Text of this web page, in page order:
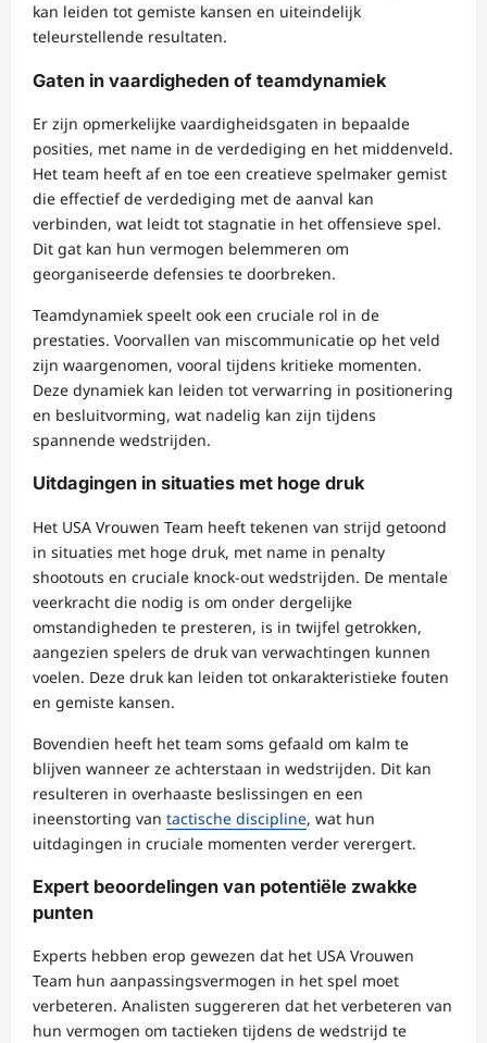
kan leiden tot gemiste kansen en uiteindelijk
teleurstellende resultaten.
Gaten in vaardigheden of teamdynamiek
Er zijn opmerkelijke vaardigheidsgaten in bepaalde
posities, met name in de verdediging en het middenveld.
Het team heeft af en toe een creatieve spelmaker gemist
die effectief de verdediging met de aanval kan
verbinden, wat leidt tot stagnatie in het offensieve spel.
Dit gat kan hun vermogen belemmeren om
georganiseerde defensies te doorbreken.
Teamdynamiek speelt ook een cruciale rol in de
prestaties. Voorvallen van miscommunicatie op het veld
zijn waargenomen, vooral tijdens kritieke momenten.
Deze dynamiek kan leiden tot verwarring in positionering
en besluitvorming, wat nadelig kan zijn tijdens
spannende wedstrijden.
Uitdagingen in situaties met hoge druk
Het USA Vrouwen Team heeft tekenen van strijd getoond
in situaties met hoge druk, met name in penalty
shootouts en cruciale knock-out wedstrijden. De mentale
veerkracht die nodig is om onder dergelijke
omstandigheden te presteren, is in twijfel getrokken,
aangezien spelers de druk van verwachtingen kunnen
voelen. Deze druk kan leiden tot onkarakteristieke fouten
en gemiste kansen.
Bovendien heeft het team soms gefaald om kalm te
blijven wanneer ze achterstaan in wedstrijden. Dit kan
resulteren in overhaaste beslissingen en een
ineenstorting van tactische discipline, wat hun
uitdagingen in cruciale momenten verder verergert.
Expert beoordelingen van potentiële zwakke
punten
Experts hebben erop gewezen dat het USA Vrouwen
Team hun aanpassingsvermogen in het spel moet
verbeteren. Analisten suggereren dat het verbeteren van
hun vermogen om tactieken tijdens de wedstrijd te